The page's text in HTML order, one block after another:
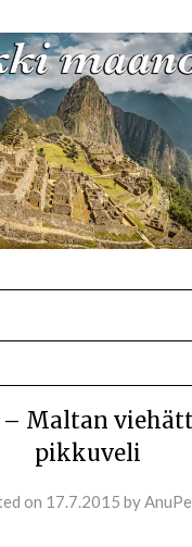
– Maltan
pikkuveli
on 17.7.2015 by